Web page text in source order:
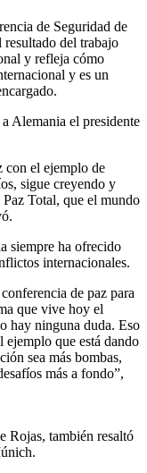
de Seguridad de
resultado del trabajo
y refleja cómo
y es un
Alemania el presidente
con el ejemplo de
sigue creyendo y
Total, que el mundo
siempre ha ofrecido
internacionales.
de paz para
que vive hoy el
hay ninguna duda. Eso
ejemplo que está dando
sea más bombas,
más a fondo”,
Rojas, también resaltó